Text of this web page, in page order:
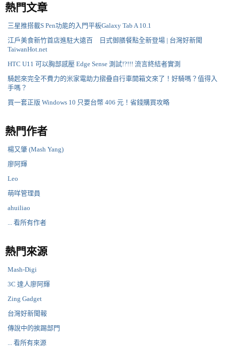
熱門文章
三星推搭載S Pen功能的入門平板Galaxy Tab A 10.1
江戶美食新竹首店進駐大遠百 日式御膳餐點全新登場 | 台灣好新聞
TaiwanHot.net
HTC U11 可以胸部感壓 Edge Sense 測試!?!!! 流言終結者實測
騎起來完全不費力的米家電助力摺疊自行車開箱文來了！好騎嗎？值得入
手嗎？
買一套正版 Windows 10 只要台幣 406 元！省錢購買攻略
熱門作者
楊又肇 (Mash Yang)
廖阿輝
Leo
萌咩管理員
ahuiliao
... 看所有作者
熱門來源
Mash-Digi
3C 達人廖阿輝
Zing Gadget
台灣好新聞報
傳說中的挨踢部門
... 看所有來源